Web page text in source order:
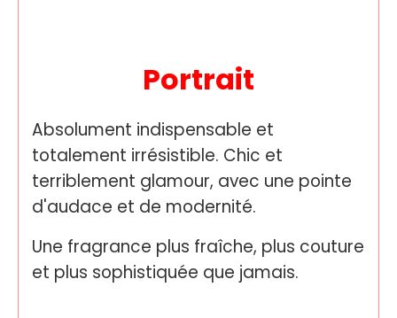
Portrait
Absolument indispensable et
totalement irrésistible. Chic et
terriblement glamour, avec une pointe
d'audace et de modernité.
Une fragrance plus fraîche, plus couture
et plus sophistiquée que jamais.